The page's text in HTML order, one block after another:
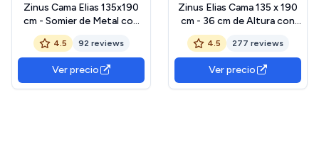
Zinus Cama Elias 135x190
cm - Somier de Metal con
cabecero - Altura 30 cm -
Cama con somier de láminas
de Metal - Fácil Montaje -
Espacio de
Almacenamiento Debajo de
4.5 92 reviews
Ver precio
Zinus Elias Cama 135 x 190
cm - 36 cm de Altura con
Almacenamiento Debajo de
la Cama - Marco de
Plataforma de Metal -
Negro
4.5 277 reviews
Ver precio